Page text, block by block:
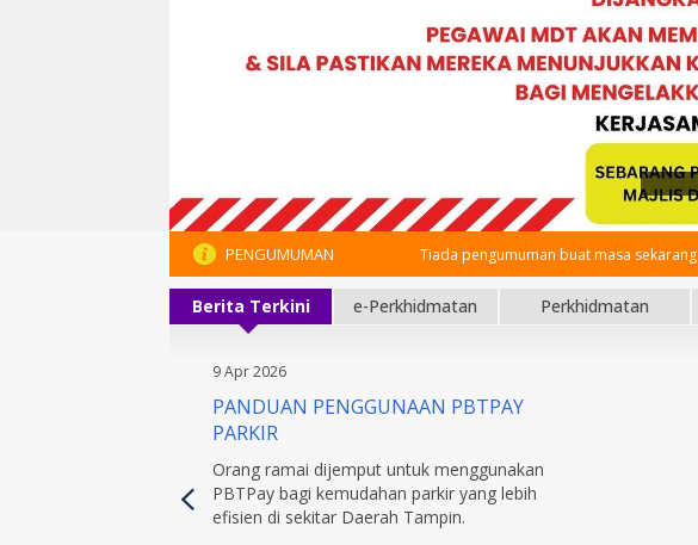
PENGUMUMAN Tiada pengumuman buat masa sekarang
Berita Terkini e-Perkhidmatan Perkhidmatan
9 Apr 2026
PANDUAN PENGGUNAAN PBTPAY
PARKIR
Orang ramai dijemput untuk menggunakan
PBTPay bagi kemudahan parkir yang lebih
efisien di sekitar Daerah Tampin.